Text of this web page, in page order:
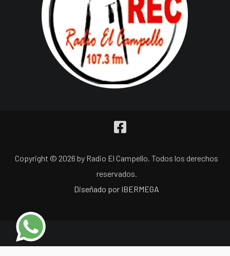
Copyright © 2026 by Radio El Campello. Todos los derechos
reservados.
Diseñado por IBERMEGA